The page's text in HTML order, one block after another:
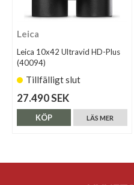
Leica
Leica 10x42 Ultravid HD-Plus
(40094)
Tillfälligt slut
27.490 SEK
LÄS MER
KÖP